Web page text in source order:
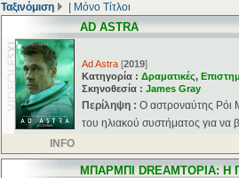
Ταξινόμιση Μόνο Τίτλοι
AD ASTRA
Ad Astra [2019]
Κατηγορία : Δραματικές,
Σκηνοθεσία : James Gray
Περίληψη : Ο αστροναύτης Ρόι
του ηλιακού συστήματος για να
INFO
ΜΠΑΡΜΠΙ DREAMTOPIA: Η